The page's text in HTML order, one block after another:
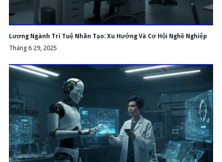
Lương Ngành Trí Tuệ Nhân Tạo: Xu Hướng Và Cơ Hội Nghề Nghiệp
Tháng 6 29, 2025